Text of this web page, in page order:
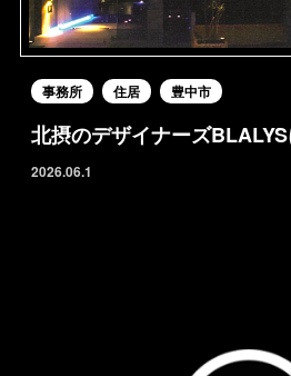
事務所 住居 豊中市
北摂のデザイナーズ
2026.06.1